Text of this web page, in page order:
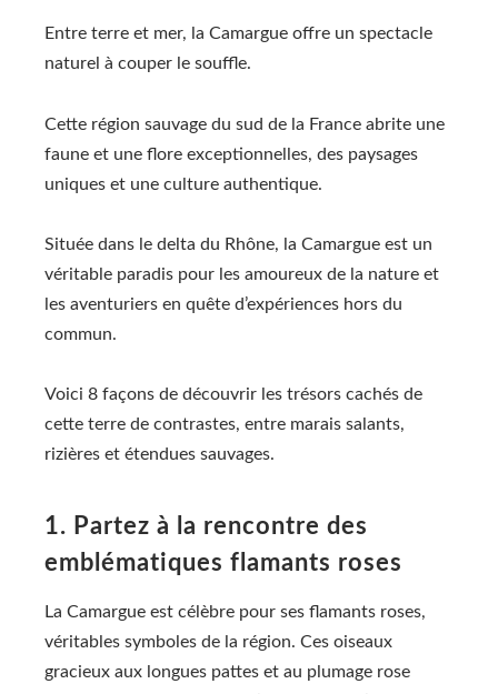
Entre terre et mer, la Camargue offre un spectacle
naturel à couper le souffle.
Cette région sauvage du sud de la France abrite une
faune et une flore exceptionnelles, des paysages
uniques et une culture authentique.
Située dans le delta du Rhône, la Camargue est un
véritable paradis pour les amoureux de la nature et
les aventuriers en quête d’expériences hors du
commun.
Voici 8 façons de découvrir les trésors cachés de
cette terre de contrastes, entre marais salants,
rizières et étendues sauvages.
1. Partez à la rencontre des
emblématiques flamants roses
La Camargue est célèbre pour ses flamants roses,
véritables symboles de la région. Ces oiseaux
gracieux aux longues pattes et au plumage rose